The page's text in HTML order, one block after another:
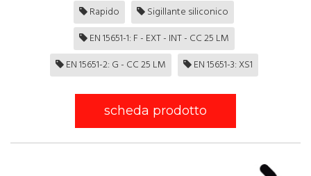
Rapido
Sigillante siliconico
EN 15651-1: F - EXT - INT - CC 25 LM
EN 15651-2: G - CC 25 LM
EN 15651-3: XS1
scheda prodotto